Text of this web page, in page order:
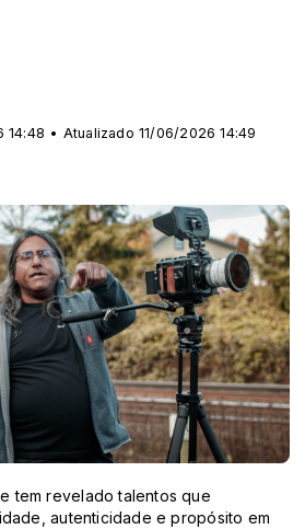
14:48 • Atualizado 11/06/2026 14:49
tem revelado talentos que
autenticidade e propósito em